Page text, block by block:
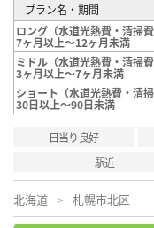
プラン名・期間
ロング（水道光熱費・清掃費
7ヶ月以上～12ヶ月未満
ミドル（水道光熱費・清掃費
3ヶ月以上～7ヶ月未満
ショート（水道光熱費・清掃
30日以上～90日未満
日当り良好
駅近
北海道 札幌市北区